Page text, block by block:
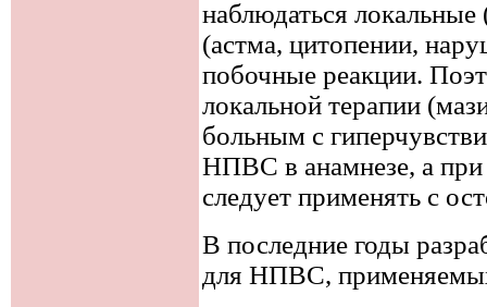
наблюдаться
(астма, цитопении,
побочные реакции.
локальной терапии
больным с
НПВС в анамнезе, а
следует применять с
В последние годы
для НПВС,